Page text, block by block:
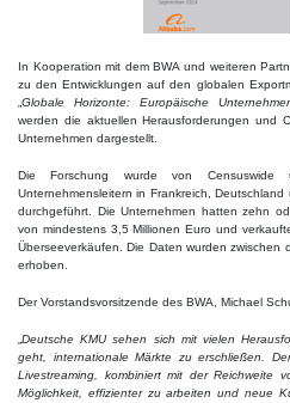
In Kooperation mit dem BWA und weiteren
zu den Entwicklungen auf den globalen
„Globale Horizonte: Europäische
werden die aktuellen Herausforderungen und
Unternehmen dargestellt.
Die Forschung wurde von
Unternehmensleitern in Frankreich,
durchgeführt. Die Unternehmen hatten zehn
von mindestens 3,5 Millionen Euro und
Überseeverkäufen. Die Daten wurden
erhoben.
Der Vorstandsvorsitzende des BWA, Michael
„Deutsche KMU sehen sich mit vielen
geht, internationale Märkte zu erschließen.
Livestreaming, kombiniert mit der Reichweite
Möglichkeit, effizienter zu arbeiten und neue